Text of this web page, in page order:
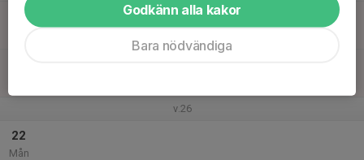
20
v.26
22
Mån
Godkänn alla kakor
Bara nödvändiga